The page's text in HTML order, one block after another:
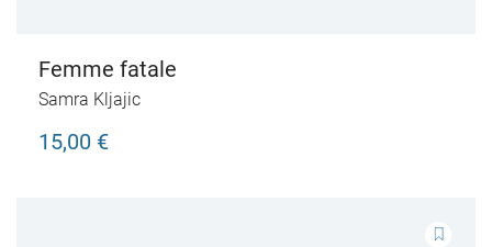
Femme fatale
Samra Kljajic
15,00 €